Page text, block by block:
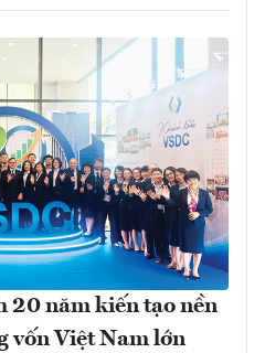
20 năm kiến tạo nền
vốn Việt Nam lớn